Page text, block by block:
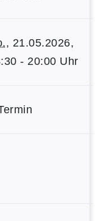
, 21.05.2026,
- 20:00 Uhr